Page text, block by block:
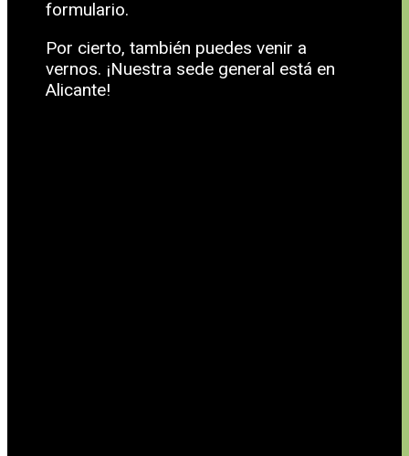
formulario.
Por cierto, también puedes venir a
vernos. ¡Nuestra sede general está en
Alicante!